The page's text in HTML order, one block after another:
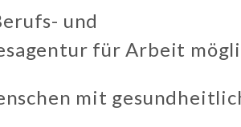
und
für Arbeit
mit